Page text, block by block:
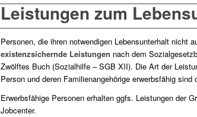
Leistungen zum
Personen, die ihren notwendigen Lebensunterhalt nicht
existenzsichernde Leistungen nach dem
Zwölftes Buch (Sozialhilfe – SGB XII). Die Art der
Person und deren Familienangehörige erwerbsfähig sind
Erwerbsfähige Personen erhalten ggfs. Leistungen der
Jobcenter.